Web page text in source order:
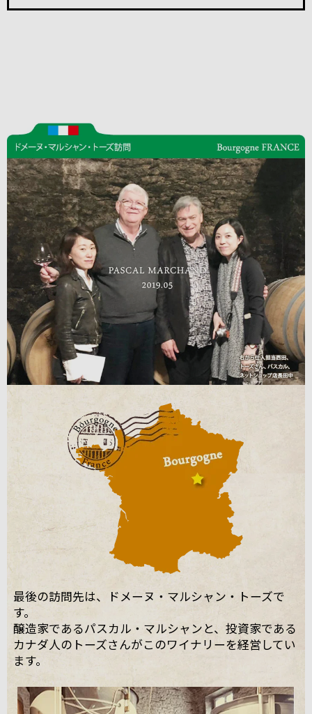
最後の訪問先は、ドメーヌ・マルシャン・トーズで
す。
醸造家であるパスカル・マルシャンと、投資家である
カナダ人のトーズさんがこのワイナリーを経営してい
ます。